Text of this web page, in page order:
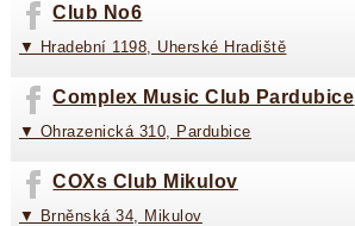
Club No6
▼ Hradební 1198, Uherské Hradiště
Complex Music Club Pardubice
▼ Ohrazenická 310, Pardubice
COXs Club Mikulov
▼ Brněnská 34, Mikulov